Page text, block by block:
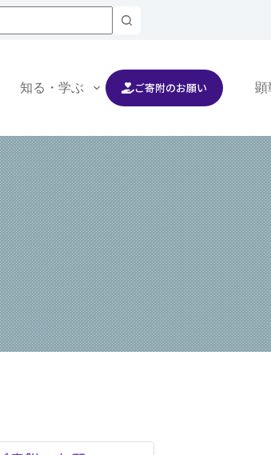
知る・学ぶ 交流する 顕
ご寄附のお願い